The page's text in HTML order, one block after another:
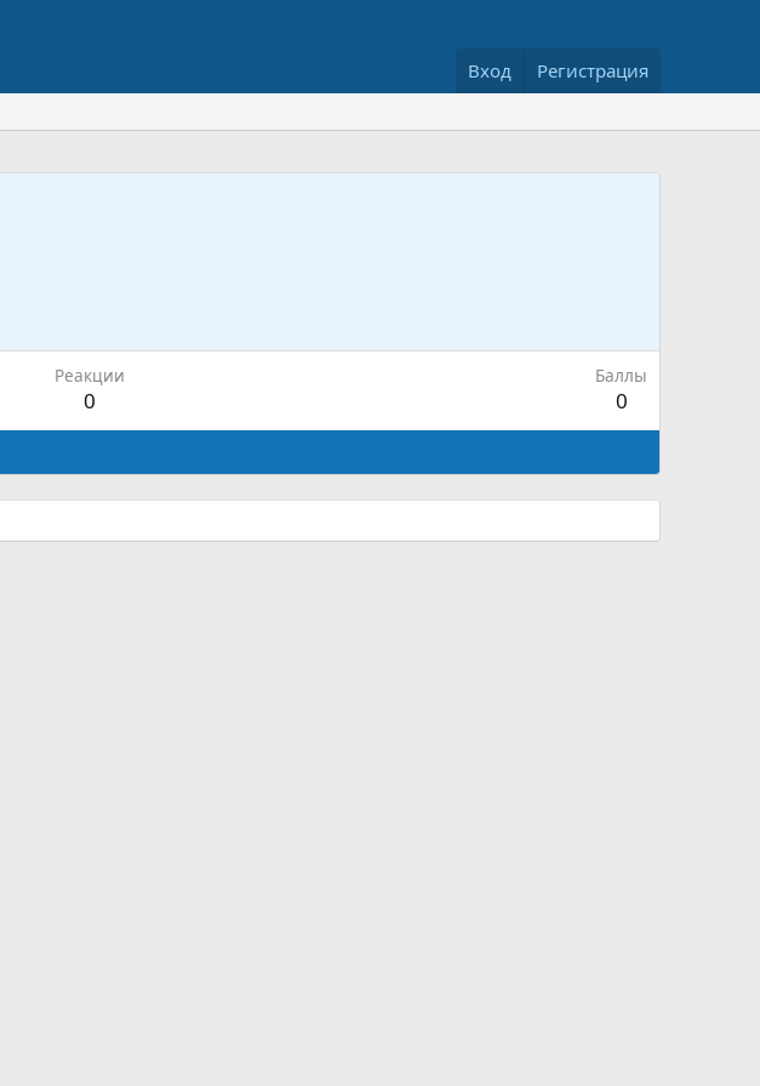
Вход Регистрация
Реакции
0
Баллы
0